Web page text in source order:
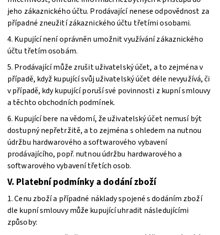
jeho zákaznického účtu. Prodávající nenese odpovědnost za
případné zneužití zákaznického účtu třetími osobami.
4. Kupující není oprávněn umožnit využívání zákaznického
účtu třetím osobám.
5. Prodávající může zrušit uživatelský účet, a to zejména v
případě, když kupující svůj uživatelský účet déle nevyužívá, či
v případě, kdy kupující poruší své povinnosti z kupní smlouvy
a těchto obchodních podmínek.
6. Kupující bere na vědomí, že uživatelský účet nemusí být
dostupný nepřetržitě, a to zejména s ohledem na nutnou
údržbu hardwarového a softwarového vybavení
prodávajícího, popř. nutnou údržbu hardwarového a
softwarového vybavení třetích osob.
V. Platební podmínky a dodání zboží
1. Cenu zboží a případné náklady spojené s dodáním zboží
dle kupní smlouvy může kupující uhradit následujícími
způsoby: